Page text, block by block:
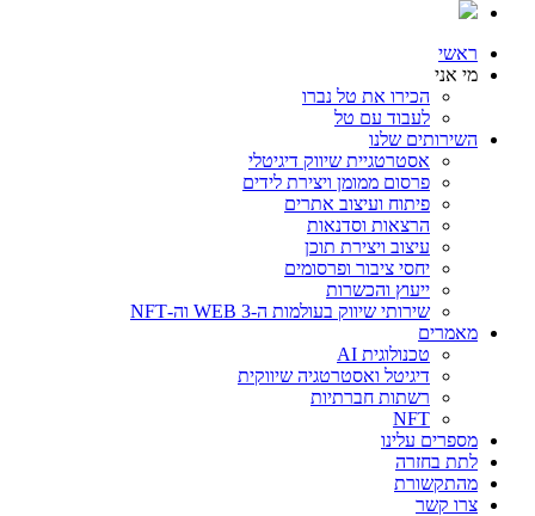
ראשי
מי אני
הכירו את טל נברו
לעבוד עם טל
השירותים שלנו
אסטרטגיית שיווק דיגיטלי
פרסום ממומן ויצירת לידים
פיתוח ועיצוב אתרים
הרצאות וסדנאות
עיצוב ויצירת תוכן
יחסי ציבור ופרסומים
ייעוץ והכשרות
שירותי שיווק בעולמות ה-WEB 3 וה-NFT
מאמרים
טכנולוגית AI
דיגיטל ואסטרטגיה שיווקית
רשתות חברתיות
NFT
מספרים עלינו
לתת בחזרה
מהתקשורת
צרו קשר